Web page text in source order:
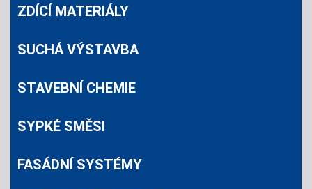
ZDÍCÍ MATERIÁLY
SUCHÁ VÝSTAVBA
STAVEBNÍ CHEMIE
SYPKÉ SMĚSI
FASÁDNÍ SYSTÉMY